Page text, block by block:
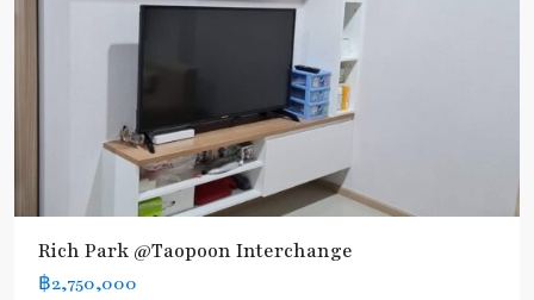
Rich Park @Taopoon Interchange
฿2,750,000